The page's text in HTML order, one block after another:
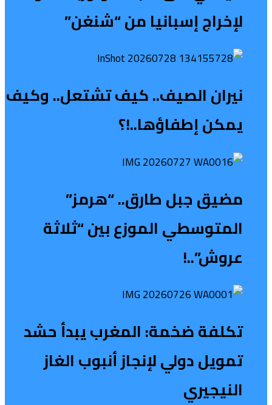
لإخراج إسبانيا من “شنغن”
نيران الصيف.. كيف تشتعل.. وكيف
يمكن إطفاؤها..!؟
مضيق جبل طارق.. “هرمز”
المتوسطي الموزع بين “ثلاثة
عروش”..!
تكلفة ضخمة: المغرب يبدأ حشد
تمويل دولي لإنجاز أنبوب الغاز
النيجيري